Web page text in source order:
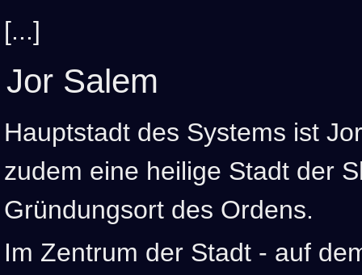
[...]
Jor Salem
Hauptstadt des Systems ist
zudem eine heilige Stadt der
Gründungsort des Ordens.
Im Zentrum der Stadt - auf